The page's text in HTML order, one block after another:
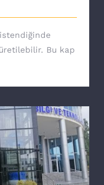
Bu kap
asansörü